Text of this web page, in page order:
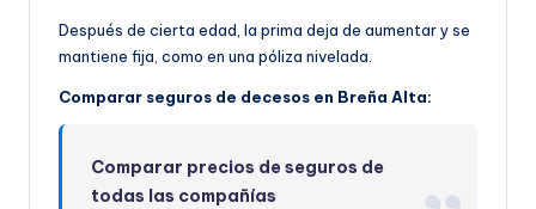
Después de cierta edad, la prima deja de aumentar y se
mantiene fija, como en una póliza nivelada.
Comparar seguros de decesos en Breña Alta:
Comparar precios de seguros de
todas las compañías